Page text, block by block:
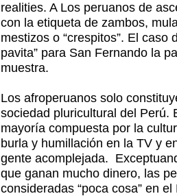
realities. A Los peruanos de
con la etiqueta de zambos,
mestizos o “crespitos”. El caso
pavita” para San Fernando la
muestra.
Los afroperuanos solo
sociedad pluricultural del Perú.
mayoría compuesta por la
burla y humillación en la TV y
gente acomplejada.
que ganan mucho dinero, las
consideradas “poca cosa” en